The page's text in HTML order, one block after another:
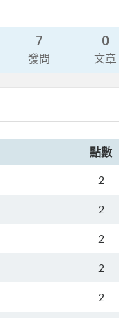
7
發問
0
文章
點數
2
2
2
2
2